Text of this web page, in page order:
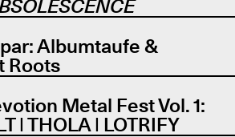
Albumtaufe &
Roots
Metal Fest Vol. 1:
| THOLA | LOTRIFY